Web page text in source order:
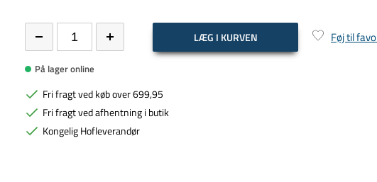
LÆG I KURVEN Føj til
På lager online
Fri fragt ved køb over 699,95
Fri fragt ved afhentning i butik
Kongelig Hofleverandør